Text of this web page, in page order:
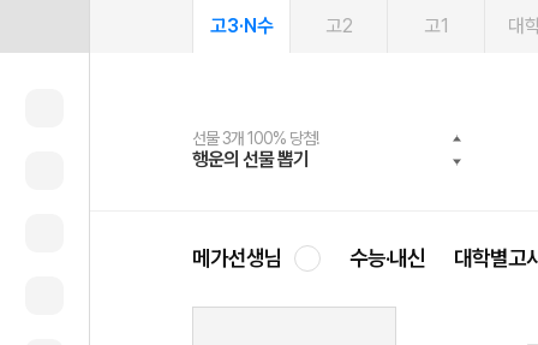
고3·N수 고2 고1 대
선물 3개 100% 당첨!
행운의 선물 뽑기
선물 100% 증정!
메가스터디 X 올리브
여름방학 스터디 캐시백
메가런 썸머스쿨
2027 러셀 단과
강사 공개선발
스마트러닝앱
설문 EVENT
메가패스
3일 무료 체험권
메가패스 수강생 무료혜택!
메가클럽 멤버십
사회공헌 캠페인
희망이룸 메가나눔
메가선생님 수능·내신 대학별고